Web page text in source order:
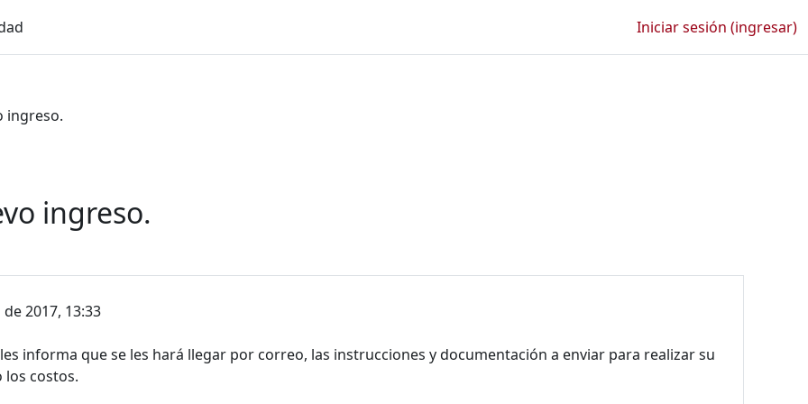
Iniciar sesión (ingresar)
ingreso.
ingreso.
2017, 13:33
informa que se les hará llegar por correo, las instrucciones y documentación a enviar para realizar su
costos.